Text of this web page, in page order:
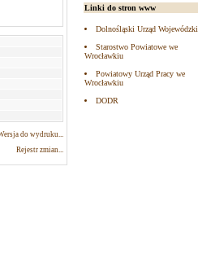
do wydruku...
Rejestr zmian...
Linki do stron www
Dolnośląski Urząd Wojewódzki
Starostwo Powiatowe we
Wrocławkiu
Powiatowy Urząd Pracy we
Wrocławkiu
DODR